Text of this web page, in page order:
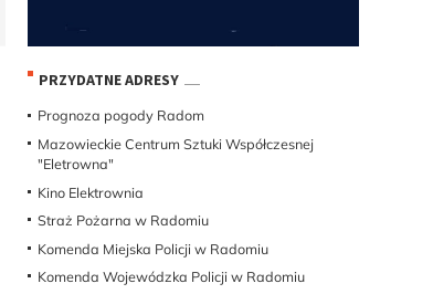
PRZYDATNE ADRESY
Prognoza pogody Radom
Mazowieckie Centrum Sztuki Współczesnej
"Eletrowna"
Kino Elektrownia
Straż Pożarna w Radomiu
Komenda Miejska Policji w Radomiu
Komenda Wojewódzka Policji w Radomiu